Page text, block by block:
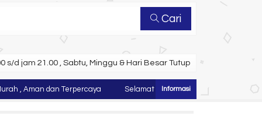
Cari
s/d jam 21.00 , Sabtu, Minggu & Hari Besar Tutup
, Aman dan Terpercaya Selamat Datang di Website Juragan Tas ~